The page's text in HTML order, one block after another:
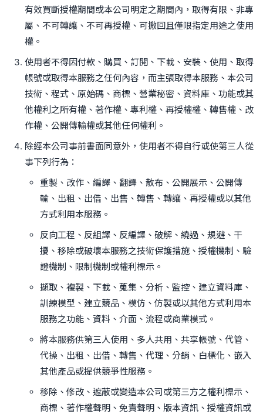
有效買斷授權期間或本公司明定之期間內，取得有限、非專
屬、不可轉讓、不可再授權、可撤回且僅限指定用途之使用
權。
使用者不得因付款、購買、訂閱、下載、安裝、使用、取得
帳號或取得本服務之任何內容，而主張取得本服務、本公司
技術、程式、原始碼、商標、營業秘密、資料庫、功能或其
他權利之所有權、著作權、專利權、再授權權、轉售權、改
作權、公開傳輸權或其他任何權利。
除經本公司事前書面同意外，使用者不得自行或使第三人從
事下列行為：
重製、改作、編譯、翻譯、散布、公開展示、公開傳
輸、出租、出借、出售、轉售、轉讓、再授權或以其他
方式利用本服務。
反向工程、反組譯、反編譯、破解、繞過、規避、干
擾、移除或破壞本服務之技術保護措施、授權機制、驗
證機制、限制機制或權利標示。
擷取、複製、下載、蒐集、分析、監控、建立資料庫、
訓練模型、建立競品、模仿、仿製或以其他方式利用本
服務之功能、資料、介面、流程或商業模式。
將本服務供第三人使用、多人共用、共享帳號、代管、
代操、出租、出借、轉售、代理、分銷、白標化、嵌入
其他產品或提供競爭性服務。
移除、修改、遮蔽或變造本公司或第三方之權利標示、
商標、著作權聲明、免責聲明、版本資訊、授權資訊或